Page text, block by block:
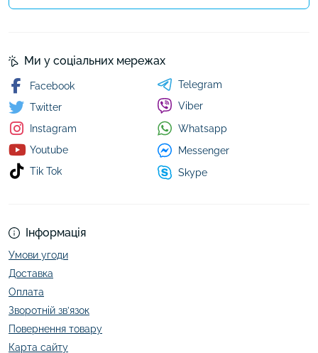
Інформація
Умови угоди
Доставка
Оплата
Зворотній зв’язок
Повернення товару
Карта сайту
Ми у соціальних мережах
Facebook
Twitter
Instagram
Youtube
Tik Tok
Telegram
Viber
Whatsapp
Messenger
Skype